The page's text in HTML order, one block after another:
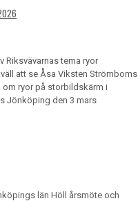
Riksvävarnas tema ryor
att se Åsa Viksten Strömboms
ryor på storbildskärm i
Jönköping den 3 mars
län Höll årsmöte och